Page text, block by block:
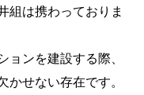
組は携わっておりま
ンを建設する際、
せない存在です。